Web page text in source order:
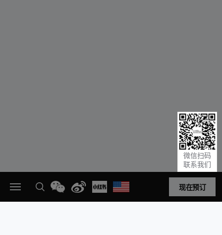
现在预订
微信扫码
联系我们